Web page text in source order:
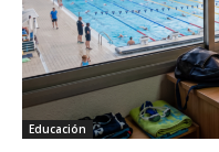
Educación